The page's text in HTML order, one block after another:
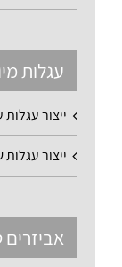
עגלות
ייצור
ייצור
אביזרים